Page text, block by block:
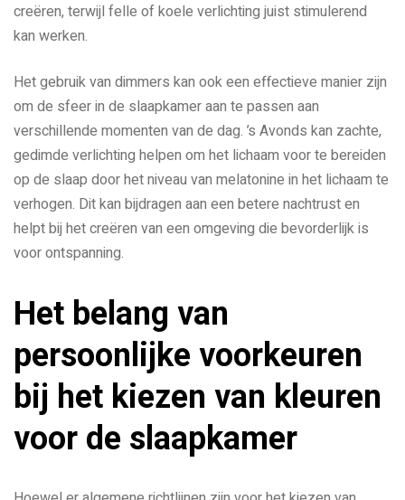
creëren, terwijl felle of koele verlichting juist stimulerend
kan werken.
Het gebruik van dimmers kan ook een effectieve manier zijn
om de sfeer in de slaapkamer aan te passen aan
verschillende momenten van de dag. ’s Avonds kan zachte,
gedimde verlichting helpen om het lichaam voor te bereiden
op de slaap door het niveau van melatonine in het lichaam te
verhogen. Dit kan bijdragen aan een betere nachtrust en
helpt bij het creëren van een omgeving die bevorderlijk is
voor ontspanning.
Het belang van
persoonlijke voorkeuren
bij het kiezen van kleuren
voor de slaapkamer